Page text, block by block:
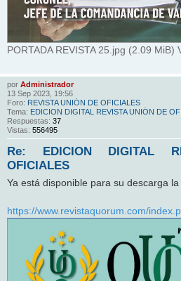
PORTADA REVISTA 25.jpg (2.09 MiB)
por Administrador
13 Sep 2023, 19:56
Foro: REVISTA UNIÓN DE OFICIALES
Tema: EDICION DIGITAL REVISTA UNIÓN DE
Respuestas: 37
Vistas: 556495
Re: EDICION DIGITAL
OFICIALES
Ya está disponible para su descarga
https://www.revistaquorum.com/